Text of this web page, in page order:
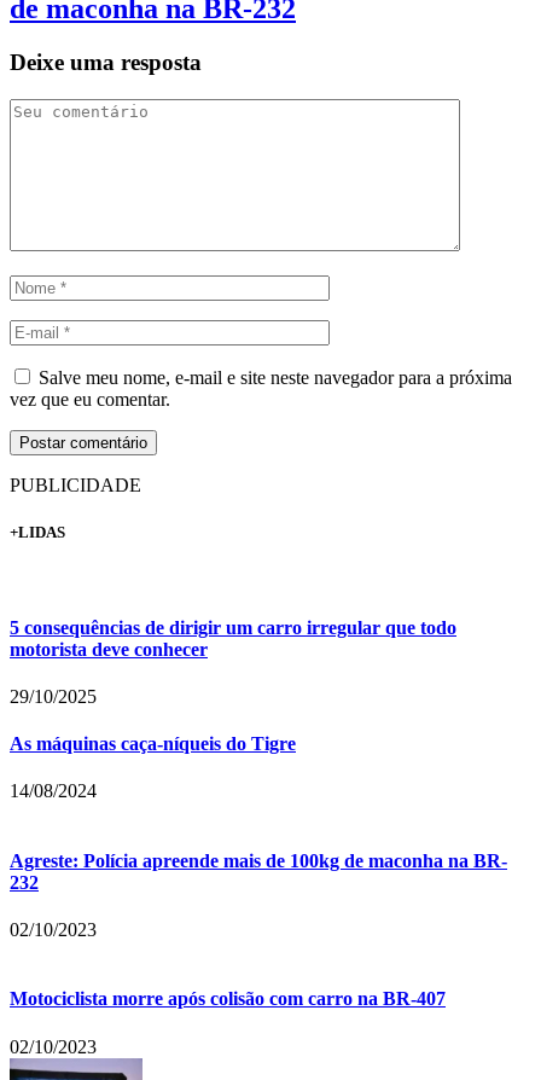
de maconha na BR-232
Deixe uma resposta
Salve meu nome, e-mail e site neste navegador para a próxima
vez que eu comentar.
PUBLICIDADE
+LIDAS
5 consequências de dirigir um carro irregular que todo
motorista deve conhecer
29/10/2025
As máquinas caça-níqueis do Tigre
14/08/2024
Agreste: Polícia apreende mais de 100kg de maconha na BR-
232
02/10/2023
Motociclista morre após colisão com carro na BR-407
02/10/2023